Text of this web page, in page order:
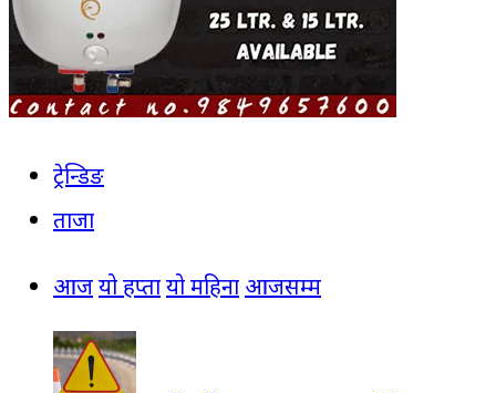
ट्रेन्डिङ
ताजा
आजयो हप्तायो महिना आजसम्म